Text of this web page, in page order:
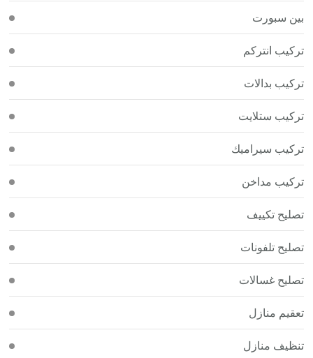
بين سبورت
تركيب انتركم
تركيب بدالات
تركيب ستلايت
تركيب سيراميك
تركيب مداخن
تصليح تكييف
تصليح تلفونات
تصليح غسالات
تعقيم منازل
تنظيف منازل